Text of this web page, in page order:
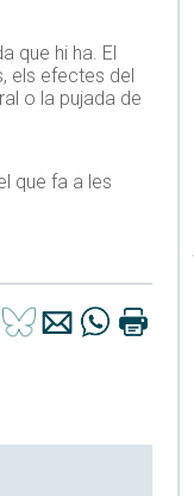
que hi ha. El
els efectes del
o la pujada de
que fa a les